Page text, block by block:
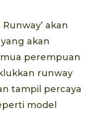
akan
akan
perempuan
runway
tampil percaya
model